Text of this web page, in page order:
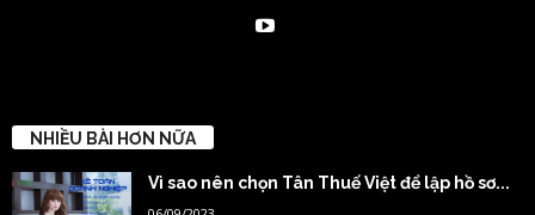
NHIỀU BÀI HƠN NỮA
Vì sao nên chọn Tân Thuế Việt để lập hồ sơ...